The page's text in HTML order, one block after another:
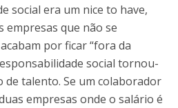
social era um nice to have,
empresas que não se
por ficar “fora da
social tornou-
talento. Se um colaborador
empresas onde o salário é